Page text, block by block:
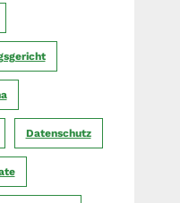
Datenschutz